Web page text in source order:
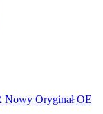
Nowy Oryginał OE